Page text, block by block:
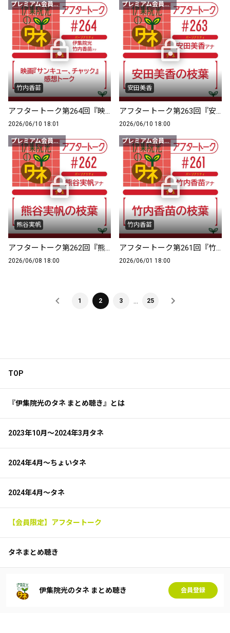
プレミアム会員限定
竹内香苗
アフタートーク第264回『映画『サンキュー、チャック』感想トーク』
2026/06/10 18:01
プレミアム会員限定
安田美香
アフタートーク第263回『安田美香の枝葉』
2026/06/10 18:00
プレミアム会員限定
熊谷実帆
アフタートーク第262回『熊谷実帆の枝葉』
2026/06/08 18:00
プレミアム会員限定
竹内香苗
アフタートーク第261回『竹内香苗の枝葉』
2026/06/01 18:00
1 2 3 25
TOP
『伊集院光のタネ まとめ聴き』とは
2023年10月～2024年3月タネ
2024年4月～ちょいタネ
2024年4月～タネ
【会員限定】アフタートーク
タネまとめ聴き
伊集院光のタネ まとめ聴き 会員登録